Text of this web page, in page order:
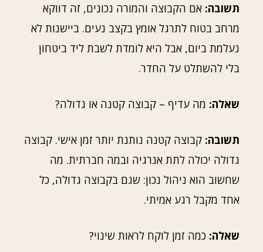
תשובה: אם הקבוצה והמורה נכונים, זה דווקא
מרחב בטוח לתרגל אומץ בקצב נעים. ביישנות לא
נעלמת ביום, אבל היא לומדת לשבת ליד ביטחון
בלי להשתלט על החדר.
שאלה: מה עדיף – קבוצה קטנה או גדולה?
תשובה: קבוצה קטנה נותנת יותר זמן אישי. קבוצה
גדולה יכולה לתת אנרגיה ובמה חברתית. מה
שחשוב הוא ניהול נכון: שגם בקבוצה גדולה, כל
אחד מקבל רגע אמיתי.
שאלה: כמה זמן לוקח לראות שינוי?